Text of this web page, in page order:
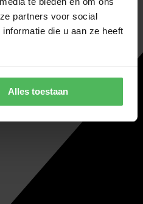
partners voor social
die u aan ze heeft
Alles toestaan